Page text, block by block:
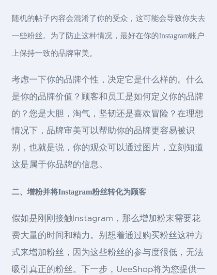
随机的帖子内容会混淆了你的受众，这可能会导致你失去
一些粉丝。为了防止这种情况，最好在你的Instagram账户
上保持一致的品牌审美。
考虑一下你的品牌个性，决定它是什么样的。什么
是你的品牌价值？顾客和员工是如何定义你的品牌
的？您是大胆，淘气，坚韧还是喜欢冒险？在理想
情况下，品牌审美可以帮助你的品牌更容易被识
别，也就是说，你的观众可以通过图片，立刻知道
这是属于你品牌的信息。
二、增粉并将Instagram粉丝转化为顾客
假如是刚刚接触Instagram，那么增加粉末需要花
费大量的时间和精力。别想着通过购买粉丝这种方
式来增加粉丝，因为这些粉丝的参与度很低，无法
吸引真正的粉丝。下一步，UeeShop将为您提供一